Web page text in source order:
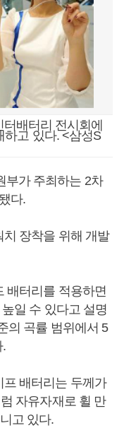
배터리 전시회에
하고 있다. <삼성S
부가 주최하는 2차
다.
장착을 위해 개발
배터리를 적용하면
일 수 있다고 설명
의 곡률 범위에서 5
.
배터리는 두께가
자유자재로 휠 만
고 있다.